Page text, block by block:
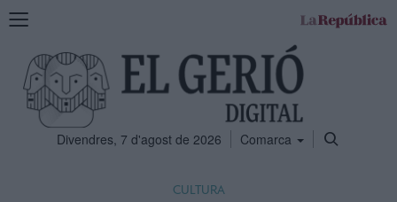
Mostra
navegació
Divendres, 7 d'agost de 2026 Comarca
CULTURA